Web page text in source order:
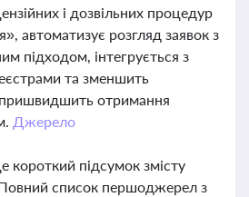
і дозвільних процедур
автоматизує розгляд заявок з
підходом, інтегрується з
та зменшить
отримання
Джерело
підсумок змісту
Повний список першоджерел з